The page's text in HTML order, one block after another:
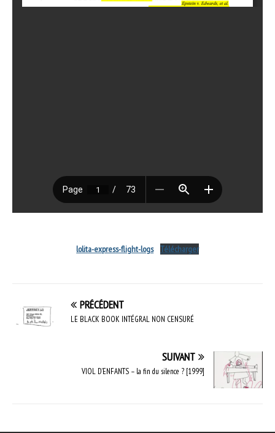
lolita-express-flight-logs Télécharger
PRÉCÉDENT
LE BLACK BOOK INTÉGRAL NON CENSURÉ
SUIVANT
VIOL D’ENFANTS – la fin du silence ? [1999]